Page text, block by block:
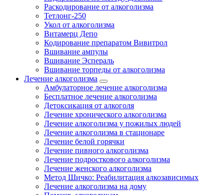
Раскодирование от алкоголизма
Тетлонг-250
Укол от алкоголизма
Витамерц Депо
Кодирование препаратом Вивитрол
Вшивание ампулы
Вшивание Эспераль
Вшивание торпеды от алкоголизма
Лечение алкоголизма
Амбулаторное лечение алкоголизма
Бесплатное лечение алкоголизма
Детоксикация от алкоголя
Лечение хронического алкоголизма
Лечение алкоголизма у пожилых людей
Лечение алкоголизма в стационаре
Лечение белой горячки
Лечение пивного алкоголизма
Лечение подросткового алкоголизма
Лечение женского алкоголизма
Метод Шичко: Реабилитация алкозависимых
Лечение алкоголизма на дому